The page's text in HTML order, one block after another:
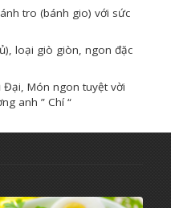
tro (bánh gio) với sức
loại giò giòn, ngon đặc
Đại, Món ngon tuyệt vời
anh ” Chí “